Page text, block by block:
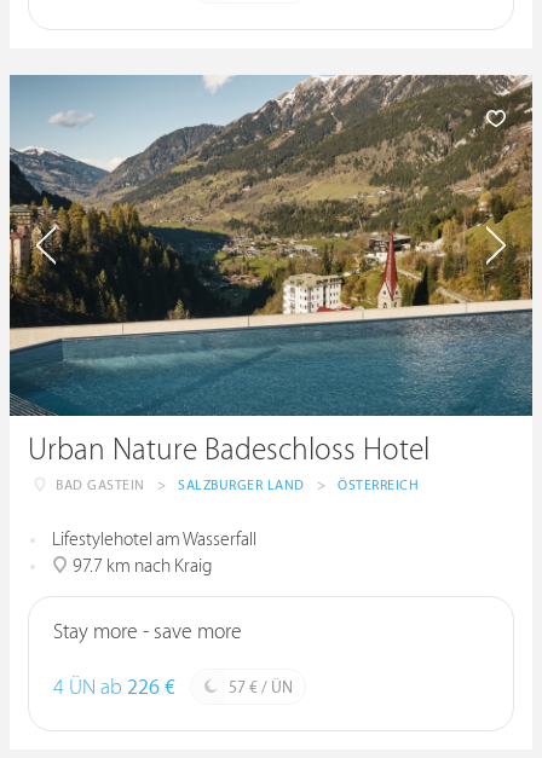
Urban Nature Badeschloss Hotel
BAD GASTEIN > SALZBURGER LAND > ÖSTERREICH
Lifestylehotel am Wasserfall
97.7 km nach Kraig
Stay more - save more
4 ÜN ab 226 € 57 € / ÜN